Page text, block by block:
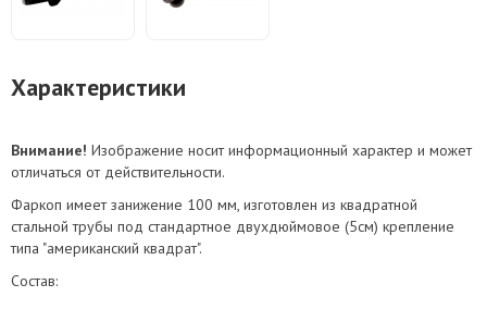
Характеристики
Внимание! Изображение носит информационный характер и может
отличаться от действительности.
Фаркоп имеет занижение 100 мм, изготовлен из квадратной
стальной трубы под стандартное двухдюймовое (5см) крепление
типа "американский квадрат".
Состав: